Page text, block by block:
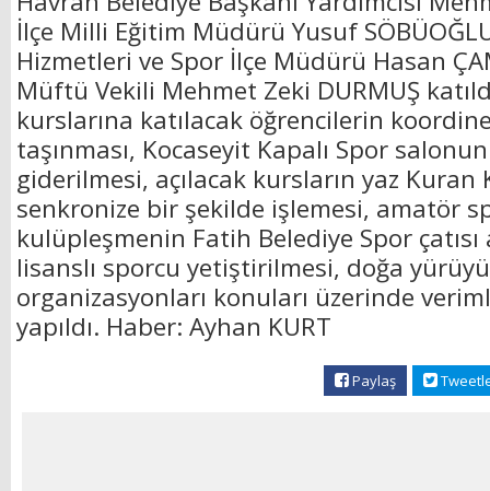
İlçe Milli Eğitim Müdürü Yusuf
Hizmetleri ve Spor İlçe Müdürü Hasan
Müftü Vekili Mehmet Zeki DURMUŞ
kurslarına katılacak öğrencilerin
taşınması, Kocaseyit Kapalı Spor
giderilmesi, açılacak kursların yaz Kuran
senkronize bir şekilde işlemesi, amatör
kulüpleşmenin Fatih Belediye Spor çatısı
lisanslı sporcu yetiştirilmesi, doğa
organizasyonları konuları üzerinde
yapıldı. Haber: Ayhan KURT
Paylaş